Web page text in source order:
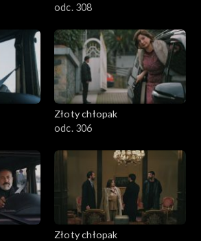
odc. 308
Złoty chłopak
odc. 306
Złoty chłopak